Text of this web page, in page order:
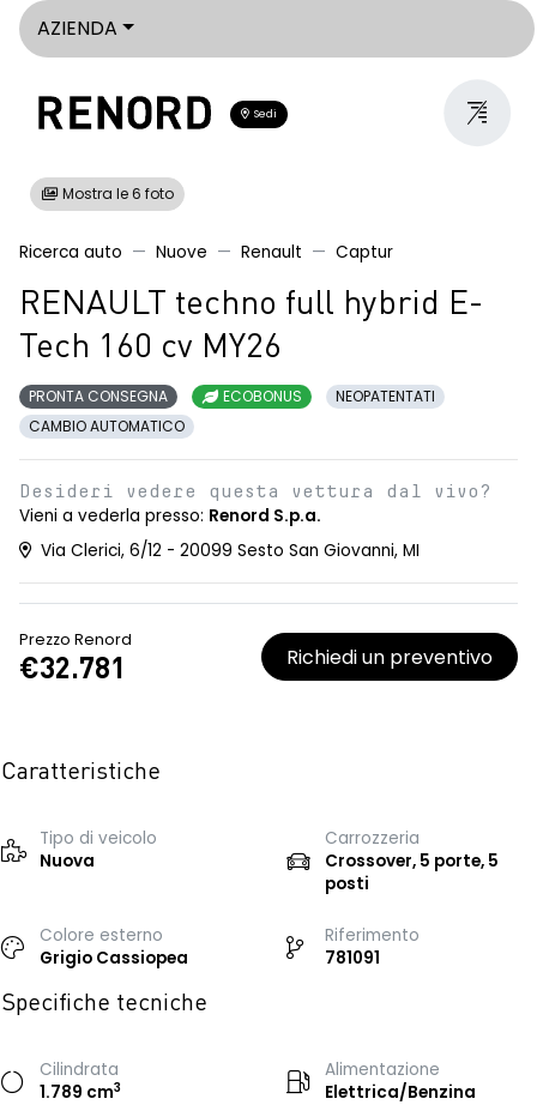
AZIENDA
Sedi
Mostra le 6 foto
Ricerca auto Nuove Renault Captur
RENAULT techno full hybrid E-
Tech 160 cv MY26
PRONTA CONSEGNA ECOBONUS
NEOPATENTATI
CAMBIO AUTOMATICO
Desideri vedere questa vettura dal vivo?
Vieni a vederla presso: Renord S.p.a.
Via Clerici, 6/12 - 20099 Sesto San Giovanni, MI
Prezzo Renord
€32.781 Richiedi un preventivo
Caratteristiche
Tipo di veicolo
Nuova
Carrozzeria
Crossover, 5 porte, 5
posti
Colore esterno
Grigio Cassiopea
Riferimento
781091
Specifiche tecniche
Cilindrata
1.789 cm3
Alimentazione
Elettrica/Benzina